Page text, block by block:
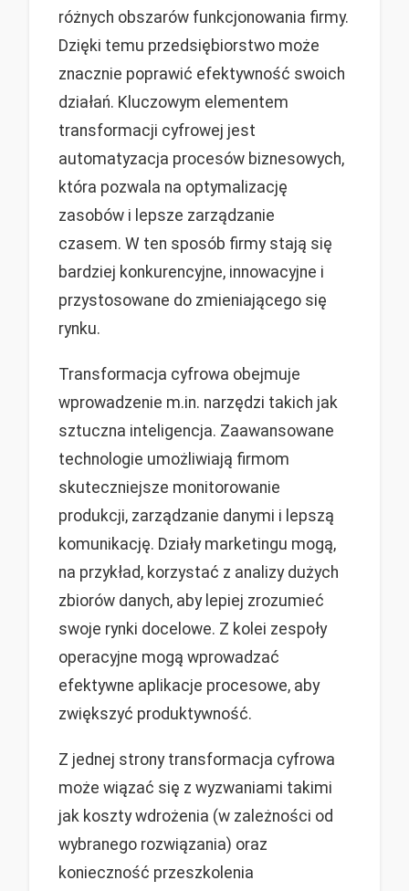
różnych obszarów funkcjonowania firmy.
Dzięki temu przedsiębiorstwo może
znacznie poprawić efektywność swoich
działań. Kluczowym elementem
transformacji cyfrowej jest
automatyzacja procesów biznesowych,
która pozwala na optymalizację
zasobów i lepsze zarządzanie
czasem. W ten sposób firmy stają się
bardziej konkurencyjne, innowacyjne i
przystosowane do zmieniającego się
rynku.
Transformacja cyfrowa obejmuje
wprowadzenie m.in. narzędzi takich jak
sztuczna inteligencja. Zaawansowane
technologie umożliwiają firmom
skuteczniejsze monitorowanie
produkcji, zarządzanie danymi i lepszą
komunikację. Działy marketingu mogą,
na przykład, korzystać z analizy dużych
zbiorów danych, aby lepiej zrozumieć
swoje rynki docelowe. Z kolei zespoły
operacyjne mogą wprowadzać
efektywne aplikacje procesowe, aby
zwiększyć produktywność.
Z jednej strony transformacja cyfrowa
może wiązać się z wyzwaniami takimi
jak koszty wdrożenia (w zależności od
wybranego rozwiązania) oraz
konieczność przeszkolenia